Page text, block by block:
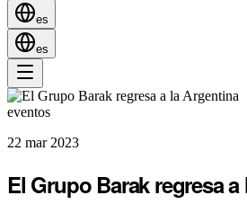
es
es
eventos
22 mar 2023
El Grupo Barak regresa